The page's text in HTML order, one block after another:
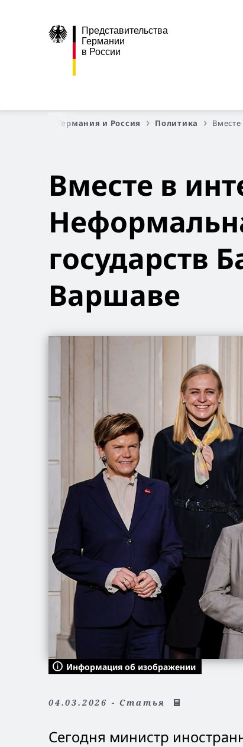
Представительства
Германии
в России
Германия и Россия Политика
Вместе в
государств
Варшаве
Информация об изображении
04.03.2026 - Статья
Сегодня министр